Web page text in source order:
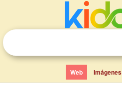
Web Imágenes